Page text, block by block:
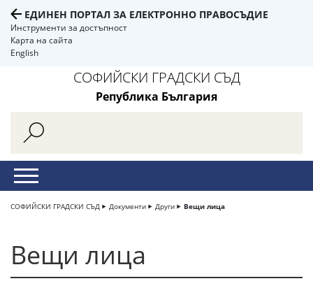
ЕДИНЕН ПОРТАЛ ЗА ЕЛЕКТРОННО ПРАВОСЪДИЕ
Инструменти за достъпност
Карта на сайта
English
СОФИЙСКИ ГРАДСКИ СЪД
Република България
СОФИЙСКИ ГРАДСКИ СЪД Документи Други Вещи лица
Вещи лица